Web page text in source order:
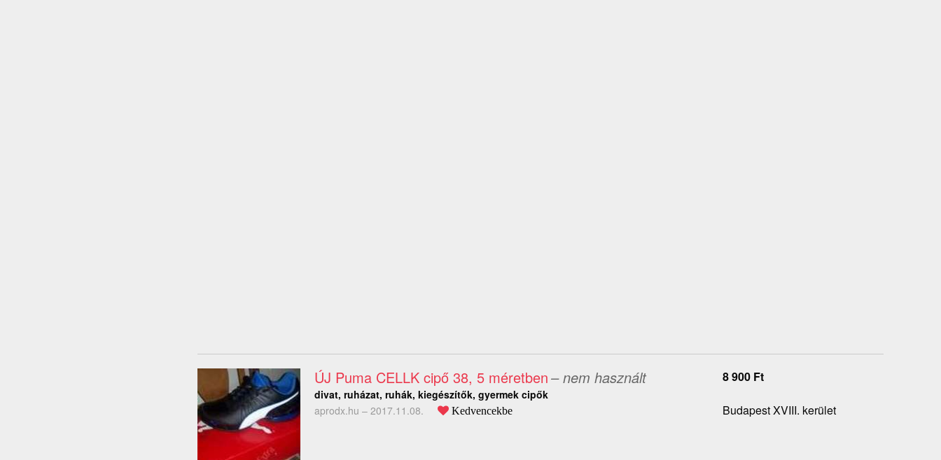
ÚJ Puma CELLK cipő 38, 5 méretben– nem használt
divat, ruházat, ruhák, kiegészítők, gyermek cipők
aprodx.hu – 2017.11.08. Kedvencekbe
8 900 Ft
Budapest XVIII. kerület